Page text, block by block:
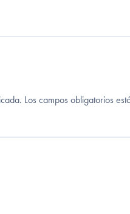
Los campos obligatorios